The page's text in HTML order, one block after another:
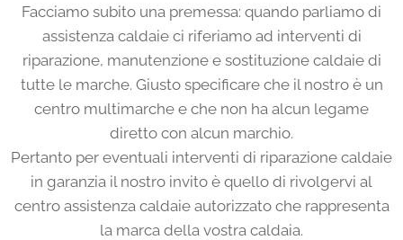
Facciamo subito una premessa: quando parliamo di
assistenza caldaie ci riferiamo ad interventi di
riparazione, manutenzione e sostituzione caldaie di
tutte le marche. Giusto specificare che il nostro è un
centro multimarche e che non ha alcun legame
diretto con alcun marchio.
Pertanto per eventuali interventi di riparazione caldaie
in garanzia il nostro invito è quello di rivolgervi al
centro assistenza caldaie autorizzato che rappresenta
la marca della vostra caldaia.